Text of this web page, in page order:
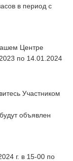
в период с
Центре
по 14.01.2024
Участником
объявлен
г. в 15-00 по